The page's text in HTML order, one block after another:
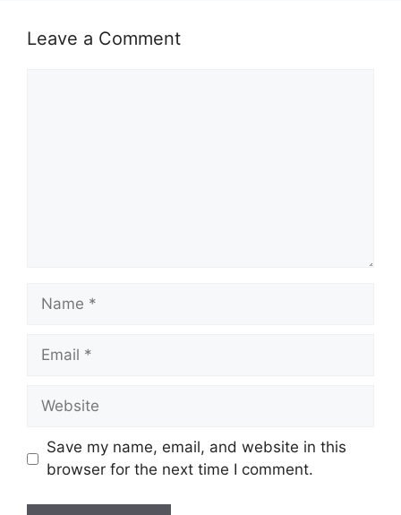
Leave a Comment
Name
Email
Website
Save my name, email, and website in this
browser for the next time I comment.